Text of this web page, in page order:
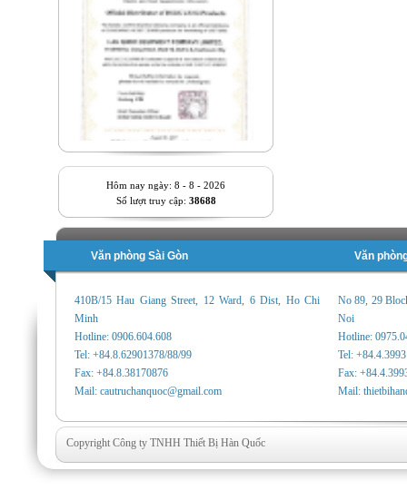
Hôm nay ngày: 8 - 8 - 2026
Số lượt truy cập: 38688
Văn phòng Sài Gòn Văn
410B/15 Hau Giang Street, 12 Ward, 6 Dist, Ho Chi
Minh
Hotline: 0906.604.608
Tel: +84.8.62901378/88/99
Fax: +84.8.38170876
Mail: cautruchanquoc@gmail.com
No 89, 29
Noi
Hotline:
Tel:
Fax:
Mail:
Copyright Công ty TNHH Thiết Bị Hàn Quốc